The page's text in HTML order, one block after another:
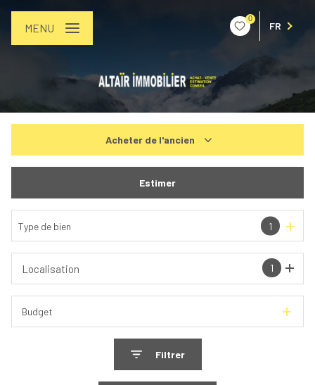
0
FR
MENU
Acheter de l'ancien
Estimer
Type de bien 1
1
Localisation
Budget
Filtrer